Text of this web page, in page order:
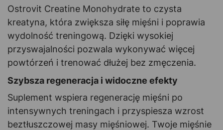
Ostrovit Creatine Monohydrate to czysta
kreatyna, która zwiększa siłę mięśni i poprawia
wydolność treningową. Dzięki wysokiej
przyswajalności pozwala wykonywać więcej
powtórzeń i trenować dłużej bez zmęczenia.
Szybsza regeneracja i widoczne efekty
Suplement wspiera regenerację mięśni po
intensywnych treningach i przyspiesza wzrost
beztłuszczowej masy mięśniowej. Twoje mięśnie